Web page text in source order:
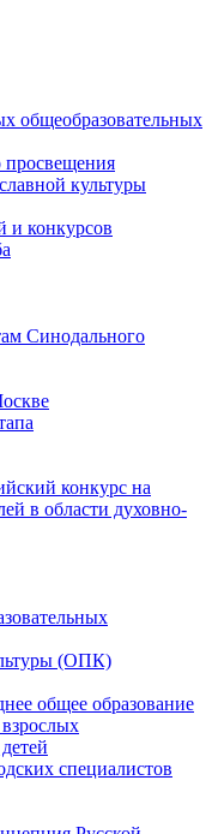
общеобразовательных
просвещения
культуры
и конкурсов
Синодального
конкурс на
в области духовно-
(ОПК)
общее образование
специалистов